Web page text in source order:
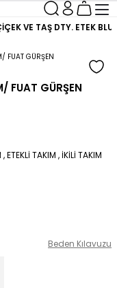
VE TAŞ DTY. ETEK
FUAT GÜRŞEN
,ETEKLİ TAKIM , İKİLİ TAKIM
Beden Kılavuzu